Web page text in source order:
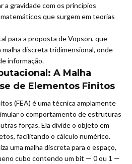
a gravidade com os princípios
que surgem em teorias
para a proposta de Vopson, que
malha discreta tridimensional, onde
informação.
A Malha
de Elementos Finitos
(FEA) é uma técnica amplamente
o comportamento de estruturas
forças. Ela divide o objeto em
facilitando o cálculo numérico.
uma malha discreta para o espaço,
cubo contendo um bit — 0 ou 1 —